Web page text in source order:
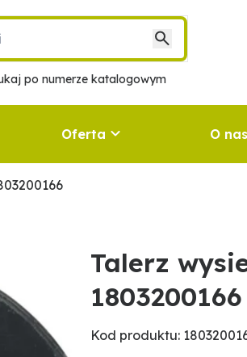
po numerze katalogowym
Oferta O nas
Talerz
1803200166
Kod produktu: